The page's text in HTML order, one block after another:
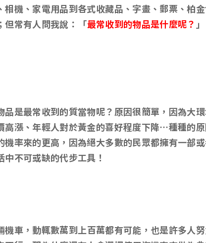
相機、家電用品到各式收藏品、字畫、郵票、柏
但常有人問我說：「最常收到的物品是什麼呢？
是最常收到的質當物呢？原因很簡單，因為大
高漲、年輕人對於黃金的喜好程度下降…種種的
率來的更高，因為絕大多數的民眾都擁有一部
不可或缺的代步工具！
機車 ，動輒數萬到上百萬都有可能，也是許多人